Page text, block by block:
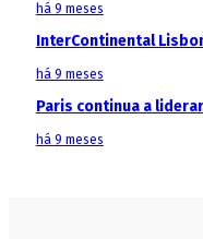
há 9 meses
InterContinental
há 9 meses
Paris continua a
há 9 meses